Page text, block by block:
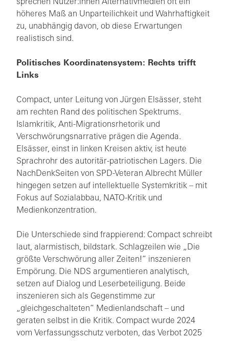
sprechen Nutzer:innen Alternativmedien oft ein
höheres Maß an Unparteilichkeit und Wahrhaftigkeit
zu, unabhängig davon, ob diese Erwartungen
realistisch sind.
Politisches Koordinatensystem: Rechts trifft
Links
Compact, unter Leitung von Jürgen Elsässer, steht
am rechten Rand des politischen Spektrums.
Islamkritik, Anti-Migrationsrhetorik und
Verschwörungsnarrative prägen die Agenda.
Elsässer, einst in linken Kreisen aktiv, ist heute
Sprachrohr des autoritär-patriotischen Lagers. Die
NachDenkSeiten von SPD-Veteran Albrecht Müller
hingegen setzen auf intellektuelle Systemkritik – mit
Fokus auf Sozialabbau, NATO-Kritik und
Medienkonzentration.
Die Unterschiede sind frappierend: Compact schreibt
laut, alarmistisch, bildstark. Schlagzeilen wie „Die
größte Verschwörung aller Zeiten!“ inszenieren
Empörung. Die NDS argumentieren analytisch,
setzen auf Dialog und Leserbeteiligung. Beide
inszenieren sich als Gegenstimme zur
„gleichgeschalteten“ Medienlandschaft – und
geraten selbst in die Kritik. Compact wurde 2024
vom Verfassungsschutz verboten, das Verbot 2025